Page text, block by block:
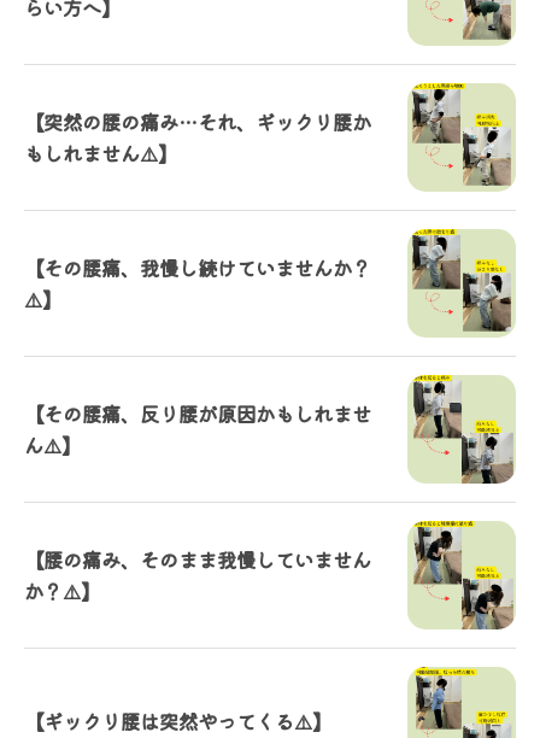
らい方へ】
【突然の腰の痛み…それ、ギックリ腰か
もしれません⚠️】
【その腰痛、我慢し続けていませんか？
⚠️】
【その腰痛、反り腰が原因かもしれませ
ん⚠️】
【腰の痛み、そのまま我慢していません
か？⚠️】
【ギックリ腰は突然やってくる⚠️】